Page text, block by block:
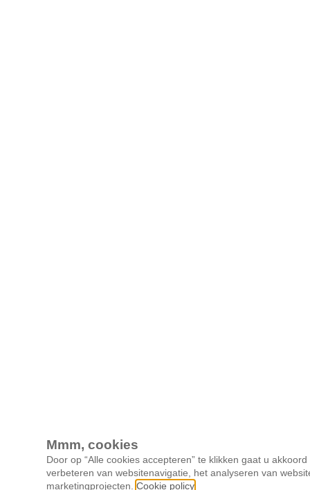
Mmm, cookies
Door op “Alle cookies accepteren” te klikken gaat u
verbeteren van websitenavigatie, het analyseren van
marketingprojecten. Cookie policy